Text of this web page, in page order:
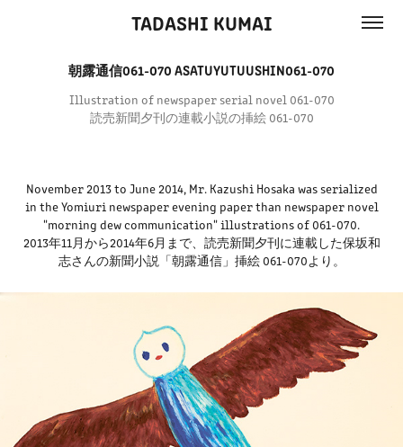
TADASHI KUMAI
朝露通信061-070 ASATUYUTUUSHIN061-070
Illustration of newspaper serial novel 061-070
読売新聞夕刊の連載小説の挿絵 061-070
November 2013 to June 2014, Mr. Kazushi Hosaka was serialized
in the Yomiuri newspaper evening paper than newspaper novel
"morning dew communication" illustrations of 061-070.
2013年11月から2014年6月まで、読売新聞夕刊に連載した保坂和
志さんの新聞小説「朝露通信」挿絵 061-070より。